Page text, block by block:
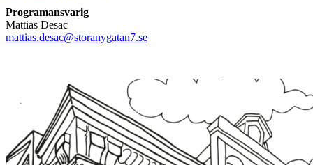
Programansvarig
Mattias Desac
mattias.desac@storanygatan7.se